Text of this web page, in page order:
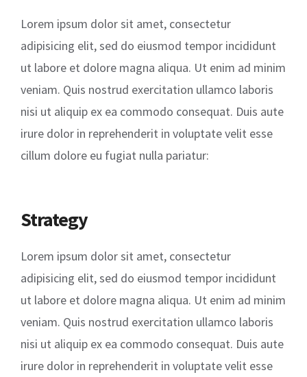
Lorem ipsum dolor sit amet, consectetur
adipisicing elit, sed do eiusmod tempor incididunt
ut labore et dolore magna aliqua. Ut enim ad minim
veniam. Quis nostrud exercitation ullamco laboris
nisi ut aliquip ex ea commodo consequat. Duis aute
irure dolor in reprehenderit in voluptate velit esse
cillum dolore eu fugiat nulla pariatur:
Strategy
Lorem ipsum dolor sit amet, consectetur
adipisicing elit, sed do eiusmod tempor incididunt
ut labore et dolore magna aliqua. Ut enim ad minim
veniam. Quis nostrud exercitation ullamco laboris
nisi ut aliquip ex ea commodo consequat. Duis aute
irure dolor in reprehenderit in voluptate velit esse